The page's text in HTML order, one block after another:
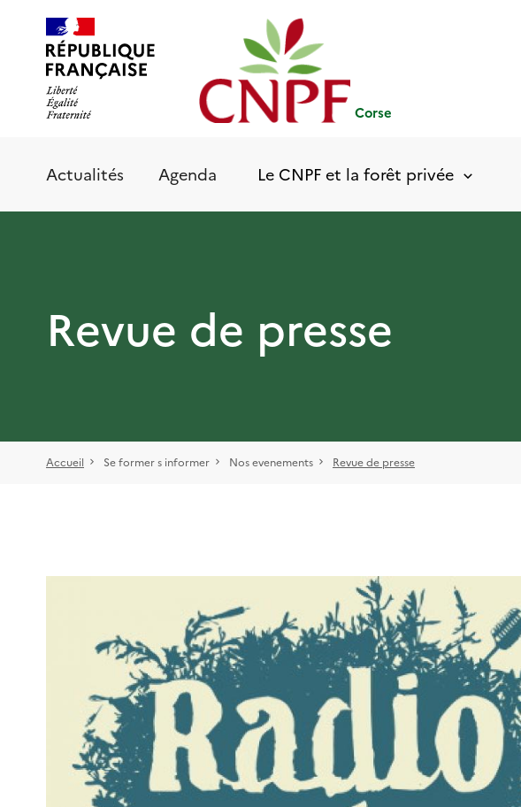
contenu
principal
Corse
Actualités Agenda Le CNPF et la forêt privée
Revue de presse
Accueil Se former s informer Nos evenements Revue de presse